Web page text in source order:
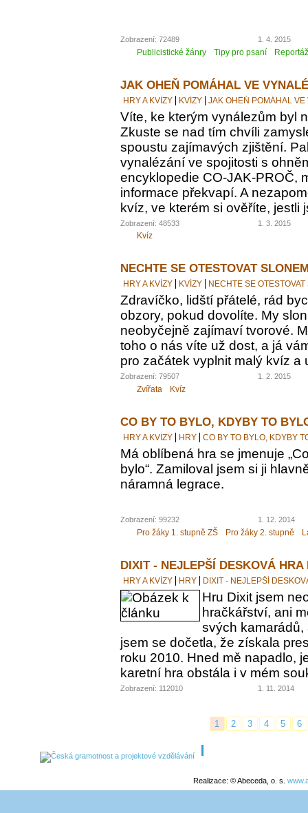
Zobrazení: 72489 1. 4. 2015
Publicistické žánry Tipy pro psaní Reportáž
JAK OHEŇ POMÁHAL VE
HRY A KVÍZY KVÍZY JAK OHEŇ POMÁHAL VE
Víte, ke kterým vynálezům byl
Zkuste se nad tím chvíli
spoustu zajímavých zjištění.
vynalézání ve spojitosti s
encyklopedie CO-JAK-PROČ,
informace překvapí. A
kvíz, ve kterém si ověříte, jestli
Zobrazení: 48533 1. 3. 2015
Kvíz
NECHTE SE OTESTOVAT
HRY A KVÍZY KVÍZY NECHTE SE
Zdravíčko, lidští přátelé, rád
obzory, pokud dovolíte. My
neobyčejně zajímaví tvorové.
toho o nás víte už dost, a já
pro začátek vyplnit malý kvíz a
Zobrazení: 79507 1. 2. 2015
Zvířata Kvíz
CO BY TO BYLO, KDYBY TO
HRY A KVÍZY HRY CO BY TO BYLO, KDYBY
Má oblíbená hra se jmenuje
bylo“. Zamiloval jsem si ji
náramná legrace.
Zobrazení: 99232 1. 12. 2014
Pro žáky 1. stupně ZŠ Pro žáky 2. stupně
DIXIT - NEJLEPŠÍ DESKOVÁ HRA
HRY A KVÍZY HRY DIXIT - NEJLEPŠÍ
Hru Dixit jsem
hračkářství, ani
svých kamarádů,
jsem se dočetla, že získala
roku 2010. Hned mě napadlo,
karetní hra obstála i v mém
Zobrazení: 112010 1. 11. 2014
1 2 3 4 5 6
Realizace: © Abeceda, o. s.